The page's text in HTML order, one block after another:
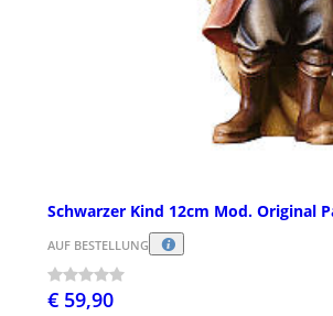
Schwarzer Kind 12cm Mod. Original
AUF BESTELLUNG
€ 59,90